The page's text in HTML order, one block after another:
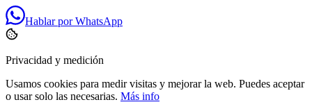
Hablar por WhatsApp
Privacidad y medición
Usamos cookies para medir visitas y mejorar la web. Puedes aceptar
o usar solo las necesarias. Más info